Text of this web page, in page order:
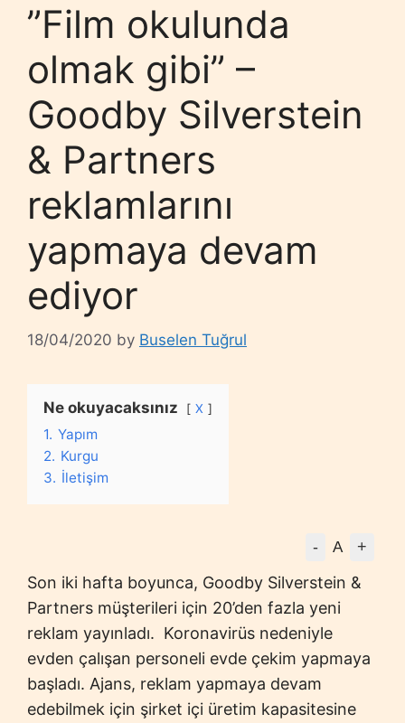
”Film okulunda
olmak gibi” –
Goodby Silverstein
& Partners
reklamlarını
yapmaya devam
ediyor
18/04/2020 by Buselen Tuğrul
Ne okuyacaksınız X
1. Yapım
2. Kurgu
3. İletişim
- A +
Son iki hafta boyunca, Goodby Silverstein &
Partners müşterileri için 20’den fazla yeni
reklam yayınladı. Koronavirüs nedeniyle
evden çalışan personeli evde çekim yapmaya
başladı. Ajans, reklam yapmaya devam
edebilmek için şirket içi üretim kapasitesine